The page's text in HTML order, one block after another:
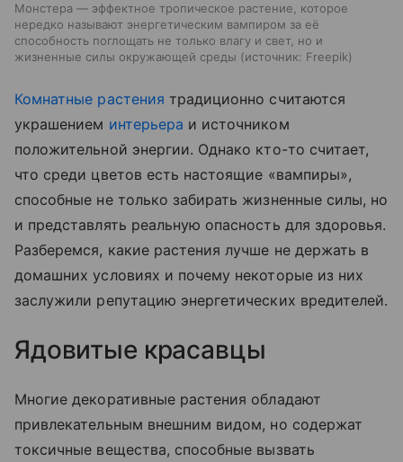
Монстера — эффектное тропическое растение, которое
нередко называют энергетическим вампиром за её
способность поглощать не только влагу и свет, но и
жизненные силы окружающей среды
источник: Freepik
Комнатные растения традиционно считаются
украшением интерьера и источником
положительной энергии. Однако кто-то считает,
что среди цветов есть настоящие «вампиры»,
способные не только забирать жизненные силы, но
и представлять реальную опасность для здоровья.
Разберемся, какие растения лучше не держать в
домашних условиях и почему некоторые из них
заслужили репутацию энергетических вредителей.
Ядовитые красавцы
Многие декоративные растения обладают
привлекательным внешним видом, но содержат
токсичные вещества, способные вызвать